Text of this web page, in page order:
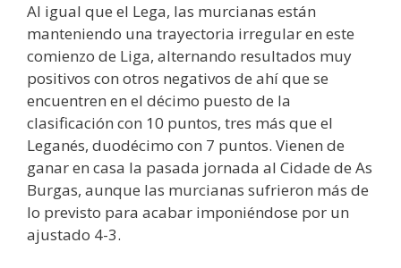
Al igual que el Lega, las murcianas están
manteniendo una trayectoria irregular en este
comienzo de Liga, alternando resultados muy
positivos con otros negativos de ahí que se
encuentren en el décimo puesto de la
clasificación con 10 puntos, tres más que el
Leganés, duodécimo con 7 puntos. Vienen de
ganar en casa la pasada jornada al Cidade de As
Burgas, aunque las murcianas sufrieron más de
lo previsto para acabar imponiéndose por un
ajustado 4-3.